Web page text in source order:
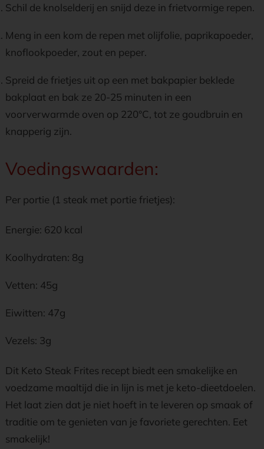
Schil de knolselderij en snijd deze in frietvormige repen.
Meng in een kom de repen met olijfolie, paprikapoeder,
knoflookpoeder, zout en peper.
Spreid de frietjes uit op een met bakpapier beklede
bakplaat en bak ze 20-25 minuten in een
voorverwarmde oven op 220°C, tot ze goudbruin en
knapperig zijn.
Voedingswaarden:
Per portie (1 steak met portie frietjes):
Energie: 620 kcal
Koolhydraten: 8g
Vetten: 45g
Eiwitten: 47g
Vezels: 3g
Dit Keto Steak Frites recept biedt een smakelijke en
voedzame maaltijd die in lijn is met je keto-dieetdoelen.
Het laat zien dat je niet hoeft in te leveren op smaak of
traditie om te genieten van je favoriete gerechten. Eet
smakelijk!